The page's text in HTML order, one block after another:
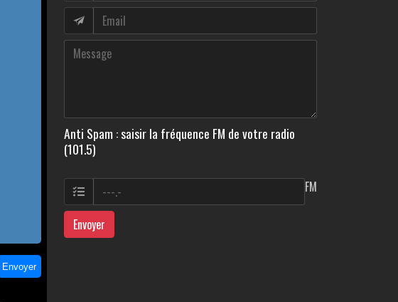
Anti Spam : saisir la fréquence FM de votre radio
(101.5)
FM
Envoyer